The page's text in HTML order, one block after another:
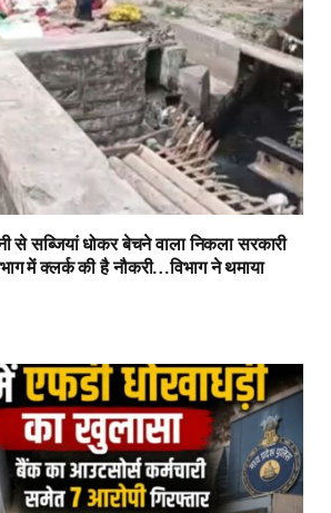
से सब्जियां धोकर बेचने वाला निकला सरकारी
में क्लर्क की है नौकरी…विभाग ने थमाया